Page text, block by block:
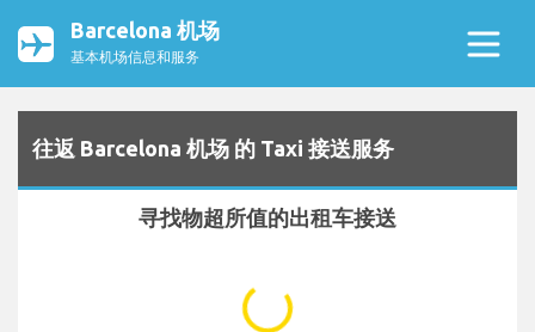
Barcelona 机场
基本机场信息和服务
往返 Barcelona 机场 的 Taxi 接送服务
寻找物超所值的出租车接送
...